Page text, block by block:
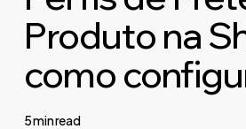
Produto na
como
5 min read